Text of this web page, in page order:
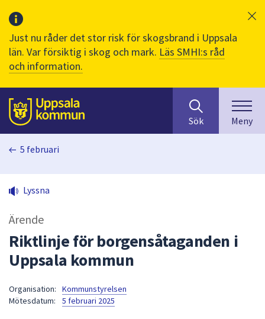
Just nu råder det stor risk för skogsbrand i Uppsala
län. Var försiktig i skog och mark. Läs SMHI:s råd
och information.
Till sidans
huvudinnehåll
efter
innehåll
på
sökfältet
kommer
Sök Meny
5 februari
Lyssna
Ärende
Riktlinje för borgensåtaganden i
Uppsala kommun
Organisation:
Kommunstyrelsen
Mötesdatum:
5 februari 2025